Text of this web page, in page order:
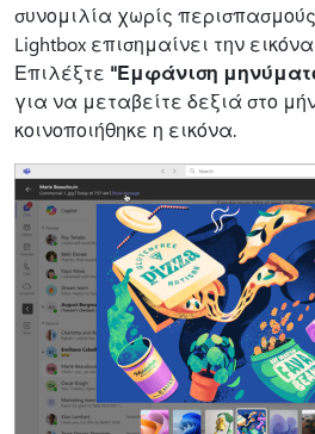
συνομιλία χωρίς
Lightbox επισημαίνει την
Επιλέξτε "Εμφάνιση
για να μεταβείτε δεξιά στο
κοινοποιήθηκε η εικόνα.